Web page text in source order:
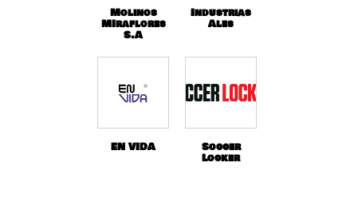
Molinos
MIraflores
S.A
Industrias
Ales
EN VIDA Soccer
Locker